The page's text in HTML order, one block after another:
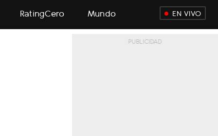
RatingCero Mundo EN VIVO